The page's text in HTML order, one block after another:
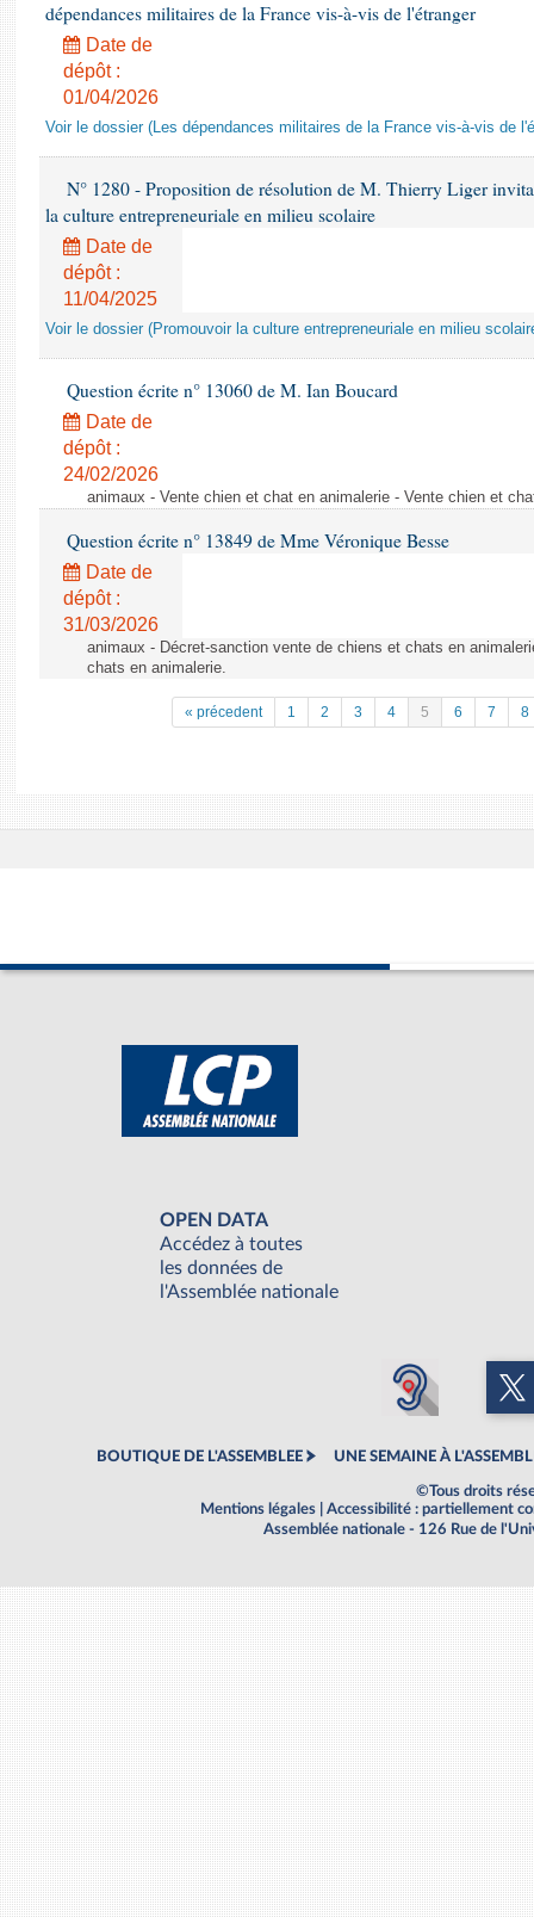
dépendances militaires de la France vis-à-vis de l'étranger
Date de
dépôt :
01/04/2026
Voir le dossier (Les dépendances militaires de la France vis-à-vis de
N° 1280 - Proposition de résolution de M. Thierry Liger
la culture entrepreneuriale en milieu scolaire
Date de
dépôt :
11/04/2025
Voir le dossier (Promouvoir la culture entrepreneuriale en milieu
Question écrite n° 13060 de M. Ian Boucard
Date de
dépôt :
24/02/2026
animaux - Vente chien et chat en animalerie - Vente chien et
Question écrite n° 13849 de Mme Véronique Besse
Date de
dépôt :
31/03/2026
animaux - Décret-sanction vente de chiens et chats en
chats en animalerie.
« précedent 1 2 3 4 5 6 7 8
OPEN DATA
Accédez à toutes
les données de
l'Assemblée nationale
BOUTIQUE DE L'ASSEMBLEE UNE SEMAINE À
©Tous droits
Mentions légales
Accessibilité : partiellement
Assemblée nationale - 126 Rue de